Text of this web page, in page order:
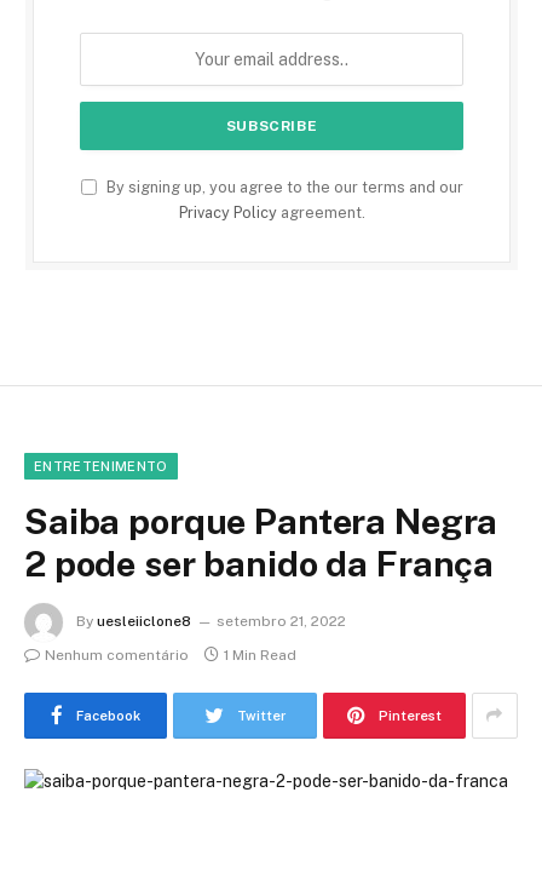
By signing up, you agree to the our terms and our
Privacy Policyagreement.
ENTRETENIMENTO
Saiba porque Pantera Negra
2 pode ser banido da França
By uesleiiclone8
setembro 21, 2022
Nenhum comentário
1 Min Read
Facebook Twitter Pinterest